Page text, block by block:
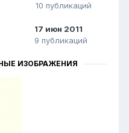
10 публикаций
17 июн 2011
9 публикаций
ИЗОБРАЖЕНИЯ